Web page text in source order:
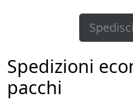
Spedizioni
pacchi